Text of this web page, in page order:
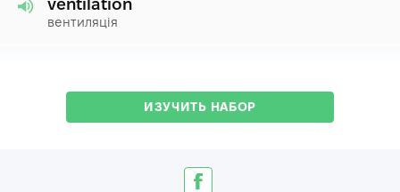
ventilation
вентиляція
ИЗУЧИТЬ НАБОР